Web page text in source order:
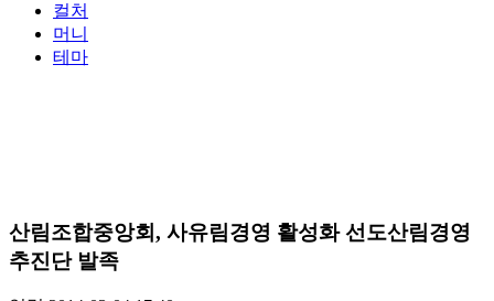
컬처
머니
테마
산림조합중앙회, 사유림경영 활성화 선도산림경영
추진단 발족